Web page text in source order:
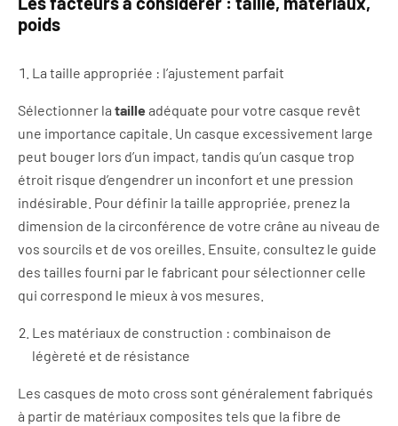
poids
La taille appropriée : l’ajustement parfait
Sélectionner la taille adéquate pour votre casque revêt
une importance capitale. Un casque excessivement large
peut bouger lors d’un impact, tandis qu’un casque trop
étroit risque d’engendrer un inconfort et une pression
indésirable. Pour définir la taille appropriée, prenez la
dimension de la circonférence de votre crâne au niveau de
vos sourcils et de vos oreilles. Ensuite, consultez le guide
des tailles fourni par le fabricant pour sélectionner celle
qui correspond le mieux à vos mesures.
Les matériaux de construction : combinaison de
légèreté et de résistance
Les casques de moto cross sont généralement fabriqués
à partir de matériaux composites tels que la fibre de